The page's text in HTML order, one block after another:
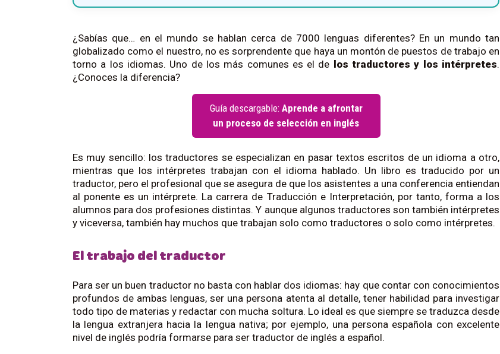
¿Sabías que… en el mundo se hablan cerca de 7000 lenguas diferentes? En un mundo tan
globalizado como el nuestro, no es sorprendente que haya un montón de puestos de trabajo en
torno a los idiomas. Uno de los más comunes es el de
los traductores y los intérpretes.
¿Conoces la diferencia?
Guía descargable: Aprende a afrontar
un proceso de selección en inglés
Es muy sencillo: los traductores se especializan en pasar textos escritos de un idioma a otro,
mientras que los intérpretes trabajan con el idioma hablado. Un libro es traducido por un
traductor, pero el profesional que se asegura de que los asistentes a una conferencia entiendan
al ponente es un intérprete. La carrera de Traducción e Interpretación, por tanto, forma a los
alumnos para dos profesiones distintas. Y aunque algunos traductores son también intérpretes
y viceversa, también hay muchos que trabajan solo como traductores o solo como intérpretes.
El trabajo del traductor
Para ser un buen traductor no basta con hablar dos idiomas: hay que contar con conocimientos
profundos de ambas lenguas, ser una persona atenta al detalle, tener habilidad para investigar
todo tipo de materias y redactar con mucha soltura. Lo ideal es que siempre se traduzca desde
la lengua extranjera hacia la lengua nativa; por ejemplo, una persona española con excelente
nivel de inglés podría formarse para ser traductor de inglés a español.